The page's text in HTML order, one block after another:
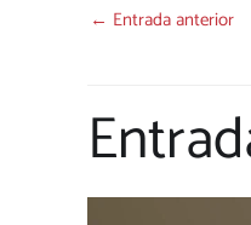
← Entrada anterior